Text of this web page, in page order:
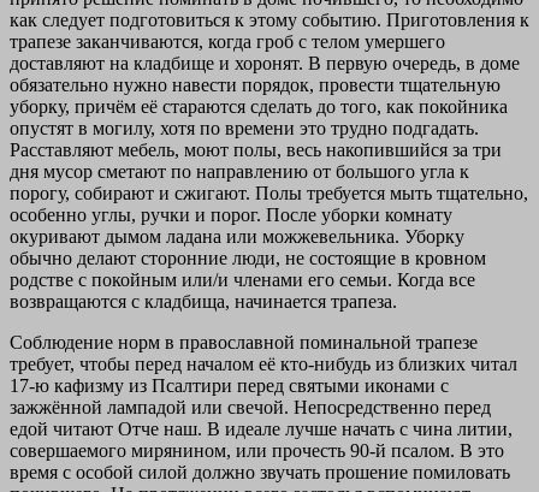
как следует подготовиться к этому событию. Приготовления к
трапезе заканчиваются, когда гроб с телом умершего
доставляют на кладбище и хоронят. В первую очередь, в доме
обязательно нужно навести порядок, провести тщательную
уборку, причём её стараются сделать до того, как покойника
опустят в могилу, хотя по времени это трудно подгадать.
Расставляют мебель, моют полы, весь накопившийся за три
дня мусор сметают по направлению от большого угла к
порогу, собирают и сжигают. Полы требуется мыть тщательно,
особенно углы, ручки и порог. После уборки комнату
окуривают дымом ладана или можжевельника. Уборку
обычно делают сторонние люди, не состоящие в кровном
родстве с покойным или/и членами его семьи. Когда все
возвращаются с кладбища, начинается трапеза.
Соблюдение норм в православной поминальной трапезе
требует, чтобы перед началом её кто-нибудь из близких читал
17-ю кафизму из Псалтири перед святыми иконами с
зажжённой лампадой или свечой. Непосредственно перед
едой читают Отче наш. В идеале лучше начать с чина литии,
совершаемого мирянином, или прочесть 90-й псалом. В это
время с особой силой должно звучать прошение помиловать